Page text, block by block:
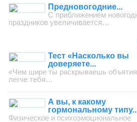
Предновогодние...
С приближением
праздников увеличивается…
Тест «Насколько вы
доверяете...
«Чем шире ты раскрываешь
легче тебя…
А вы, к какому
гормональному
Физическое и психоэмоциональное